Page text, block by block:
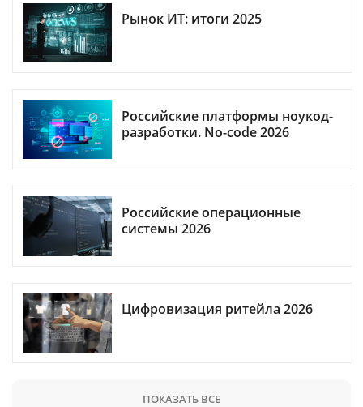
Рынок ИТ: итоги 2025
Российские платформы ноукод-
разработки. No-code 2026
Российские операционные
системы 2026
Цифровизация ритейла 2026
ПОКАЗАТЬ ВСЕ